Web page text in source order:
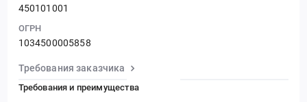
450101001
ОГРН
1034500005858
Требования заказчика
Требования и преимущества